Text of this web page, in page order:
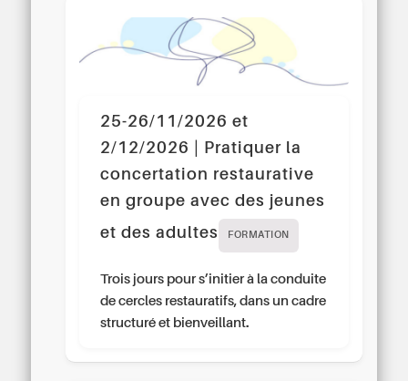
25-26/11/2026 et
2/12/2026 | Pratiquer la
concertation restaurative
en groupe avec des jeunes
et des adultes
FORMATION
Trois jours pour s’initier à la conduite
de cercles restauratifs, dans un cadre
structuré et bienveillant.